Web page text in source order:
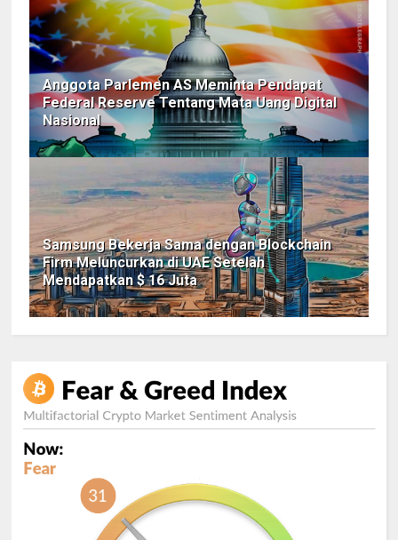
Anggota Parlemen AS Meminta Pendapat
Federal Reserve Tentang Mata Uang Digital
Nasional
Samsung Bekerja Sama dengan Blockchain
Firm Meluncurkan di UAE Setelah
Mendapatkan $ 16 Juta